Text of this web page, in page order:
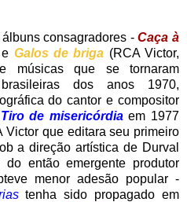
consagradores -Caça à
Galos de briga (RCA Victor,
músicas que se tornaram
dos anos 1970,
do cantor e compositor
Tiro de misericórdiaem 1977
Victor que editara seu primeiro
a direção artística de Durval
do então emergente produtor
menor adesão popular -
tenha sido propagado em